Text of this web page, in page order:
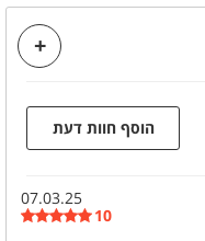
הוסף חוות דעת
07.03.25
10